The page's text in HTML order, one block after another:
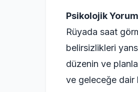
Psikolojik
Rüyada saat
belirsizlikleri
düzenin ve
ve geleceğe dair